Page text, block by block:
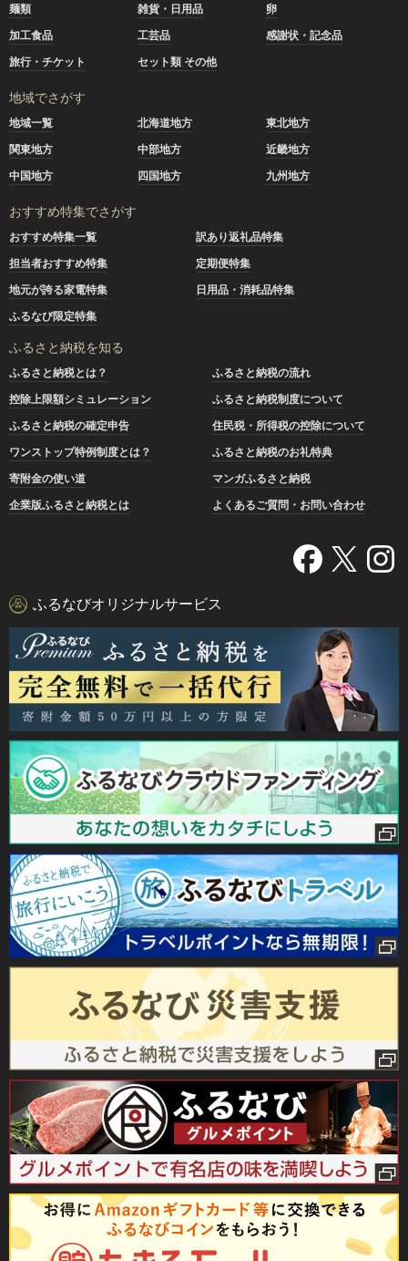
麺類
雑貨・日用品
卵
加工食品
工芸品
感謝状・記念品
旅行・チケット
セット類 その他
地域でさがす
地域一覧 北海道地方
東北地方
関東地方
中部地方
近畿地方
中国地方
四国地方 九州地方
おすすめ特集でさがす
おすすめ特集一覧
訳あり返礼品特集
担当者おすすめ特集
定期便特集
地元が誇る家電特集
日用品・消耗品特集
ふるなび限定特集
ふるさと納税を知る
ふるさと納税とは？
ふるさと納税の流れ
控除上限額シミュレーション
ふるさと納税制度について
ふるさと納税の確定申告
住民税・所得税の控除について
ワンストップ特例制度とは？
ふるさと納税のお礼特典
寄附金の使い道
マンガふるさと納税
企業版ふるさと納税とは
よくあるご質問・お問い合わせ
ふるなびオリジナルサービス